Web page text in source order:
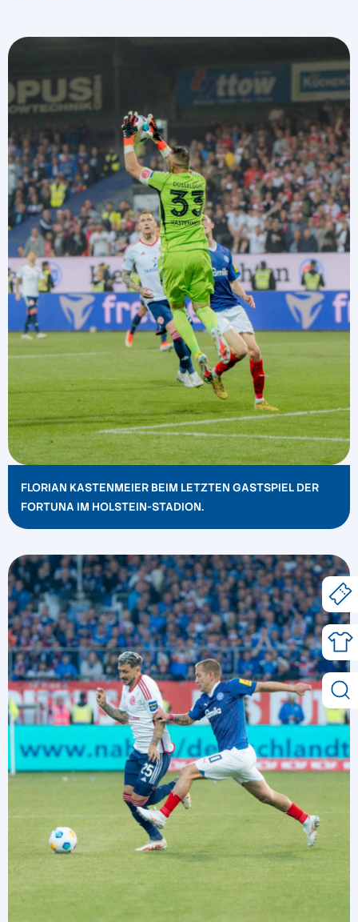
FLORIAN KASTENMEIER BEIM LETZTEN GASTSPIEL DER
FORTUNA IM HOLSTEIN-STADION.